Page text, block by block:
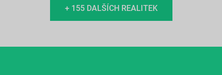
+ 155 DALŠÍCH REALITEK